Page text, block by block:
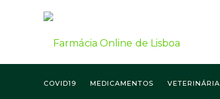
COVID19 MEDICAMENTOS VETERINÁRIA